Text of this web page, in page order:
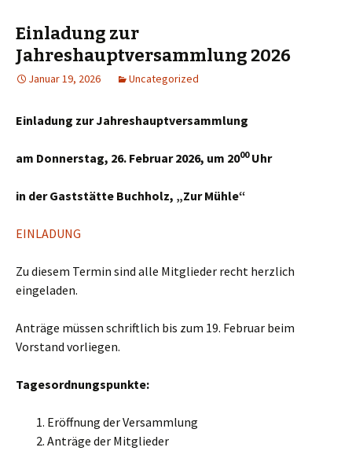
Einladung zur
Jahreshauptversammlung 2026
Januar 19, 2026 Uncategorized
Einladung zur Jahreshauptversammlung
am Donnerstag, 26. Februar 2026, um 2000Uhr
in der Gaststätte Buchholz, „Zur Mühle“
EINLADUNG
Zu diesem Termin sind alle Mitglieder recht herzlich
eingeladen.
Anträge müssen schriftlich bis zum 19. Februar beim
Vorstand vorliegen.
Tagesordnungspunkte:
Eröffnung der Versammlung
Anträge der Mitglieder